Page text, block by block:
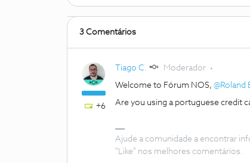
3 Comentários
+6
Tiago C. Moderador
Welcome to Fórum NOS, @Roland
Are you using a portuguese credit
Ajude a comunidade a encontrar
"Like" nos melhores comentários.